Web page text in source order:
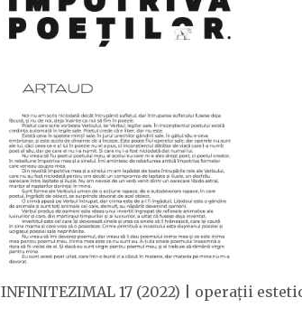
INFINITEZIMAL 17 (2022) | operații